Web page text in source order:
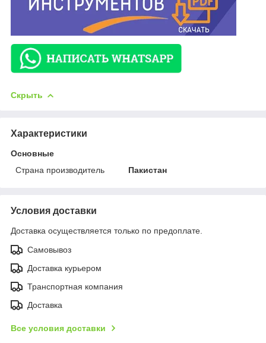
Скрыть
Характеристики
Основные
Страна производитель
Пакистан
Условия доставки
Доставка осуществляется только по предоплате.
Самовывоз
Доставка курьером
Транспортная компания
Доставка
Все условия доставки